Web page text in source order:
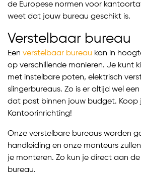
de Europese normen voor
weet dat jouw bureau geschikt is.
Verstelbaar bureau
Een verstelbaar bureau kan in
op verschillende manieren. Je kunt
met instelbare poten, elektrisch
slingerbureaus. Zo is er altijd wel
dat past binnen jouw budget. Koop
Kantoorinrichting!
Onze verstelbare bureaus worden
handleiding en onze monteurs
je monteren. Zo kun je direct aan
bureau.